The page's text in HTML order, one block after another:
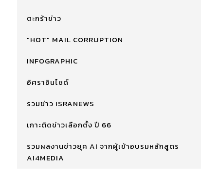
ตะกร้าข่าว
"HOT" MAIL CORRUPTION
INFOGRAPHIC
อิศราอินไซด์
รวมข่าว ISRANEWS
เกาะติดข่าวเลือกตั้ง ปี 66
รวมผลงานข่าวยุค AI จากผู้เข้าอบรมหลักสูตร
AI4MEDIA